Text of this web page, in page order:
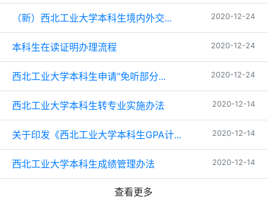
（新）西北工业大学本科生境内外交... 2020-12-24
本科生在读证明办理流程 2020-12-24
西北工业大学本科生申请“免听部分... 2020-12-24
西北工业大学本科生转专业实施办法 2020-12-14
关于印发《西北工业大学本科生GPA计... 2020-12-14
西北工业大学本科生成绩管理办法 2020-12-14
查看更多